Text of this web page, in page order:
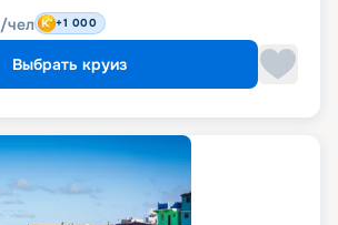
/чел +1 000
Выбрать круиз